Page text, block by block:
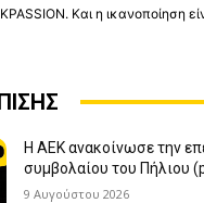
Και η ικανοποίηση
Η ΑΕΚ ανακοίνωσε την
συμβολαίου του Πήλιου
9 Αυγούστου 2026